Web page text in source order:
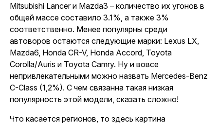
Mitsubishi Lancer и Mazda3 – количество их угонов в
общей массе составило 3.1%, а также 3%
соответственно. Менее популярны среди
автоворов остаются следующие марки: Lexus LX,
Mazda6, Honda CR-V, Honda Accord, Toyota
Corolla/Auris и Toyota Camry. Ну и вовсе
непривлекательными можно назвать Mercedes-Benz
C-Class (1,2%). С чем связанна такая низкая
популярность этой модели, сказать сложно!
Что касается регионов, то здесь картина